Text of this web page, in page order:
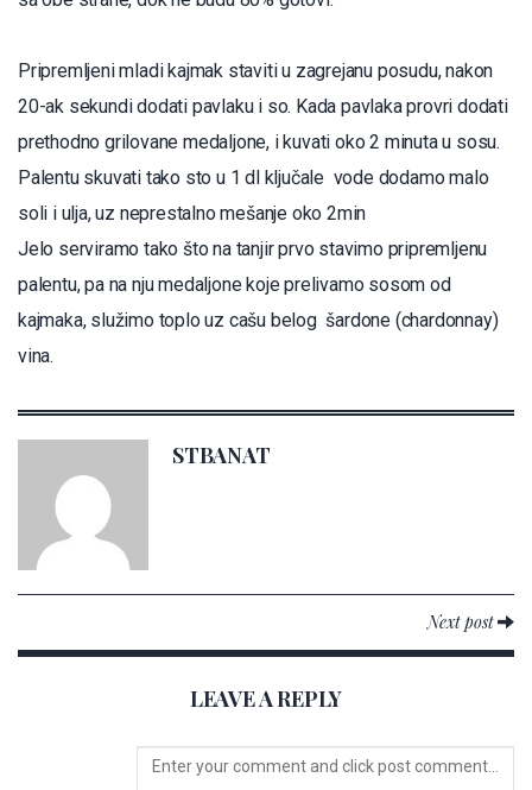
Pripremljeni mladi kajmak staviti u zagrejanu posudu, nakon
20-ak sekundi dodati pavlaku i so. Kada pavlaka provri dodati
prethodno grilovane medaljone, i kuvati oko 2 minuta u sosu.
Palentu skuvati tako sto u 1 dl ključale vode dodamo malo
soli i ulja, uz neprestalno mešanje oko 2min
Jelo serviramo tako što na tanjir prvo stavimo pripremljenu
palentu, pa na nju medaljone koje prelivamo sosom od
kajmaka, služimo toplo uz cašu belog šardone (chardonnay)
vina.
STBANAT
Next post
LEAVE A REPLY